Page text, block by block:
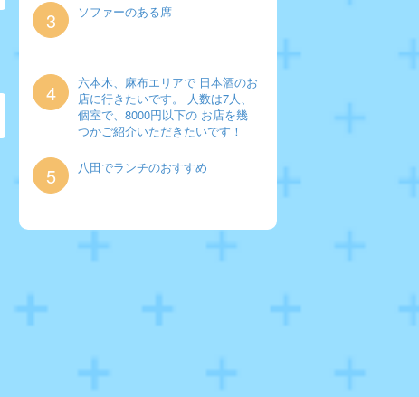
3 ソファーのある席
4
六本木、麻布エリアで 日本酒のお
店に行きたいです。 人数は7人、
個室で、8000円以下の お店を幾
つかご紹介いただきたいです！
5 八田でランチのおすすめ